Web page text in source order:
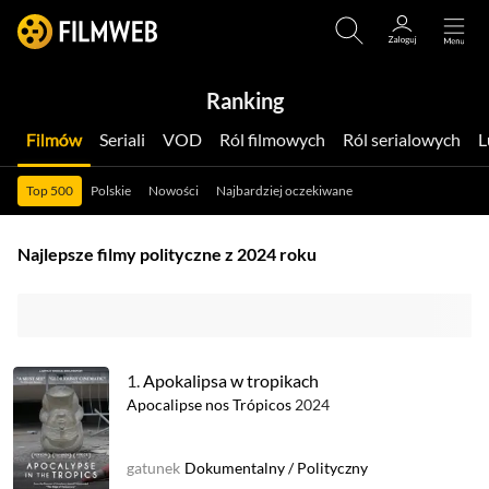
Ranking
Filmów Seriali VOD Ról filmowych Ról serialowych
Top 500 Polskie Nowości Najbardziej oczekiwane
Najlepsze filmy polityczne z 2024 roku
1.Apokalipsa w tropikach
Apocalipse nos Trópicos 2024
gatunek Dokumentalny/Polityczny